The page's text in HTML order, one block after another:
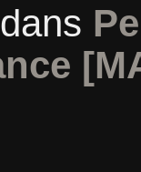
dans